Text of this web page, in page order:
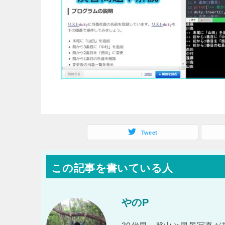
Tweet
この記事を書いている人
やのP